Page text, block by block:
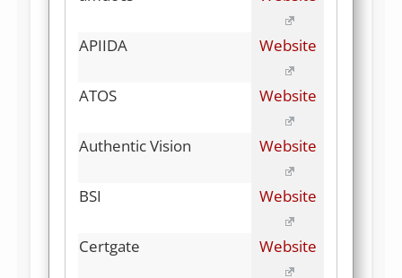
APIIDA Website
ATOS Website
Authentic Vision Website
BSI Website
Certgate Website